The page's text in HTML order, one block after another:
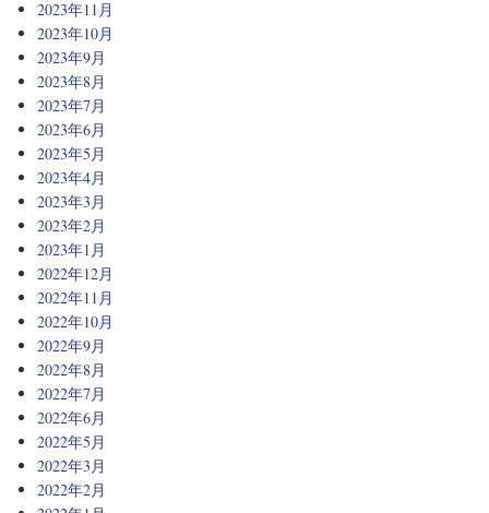
2023年11月
2023年10月
2023年9月
2023年8月
2023年7月
2023年6月
2023年5月
2023年4月
2023年3月
2023年2月
2023年1月
2022年12月
2022年11月
2022年10月
2022年9月
2022年8月
2022年7月
2022年6月
2022年5月
2022年3月
2022年2月